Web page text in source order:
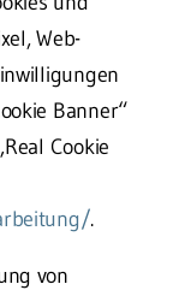
Web-
Banner“
Cookie
.
von